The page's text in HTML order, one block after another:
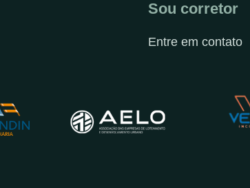
Sou corretor
Entre em contato